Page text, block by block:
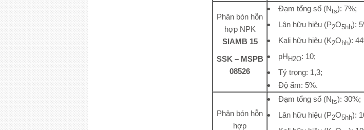
Phân bón hỗn
hợp NPK
SIAMB 15
SSK – MSPB
08526
Đạm tổng số (Nts): 7%;
Lân hữu hiệu (P2O5hh):
Kali hữu hiệu (K2O hh):
pH H2O: 10;
Tỷ trọng: 1,3;
Độ ẩm: 5%.
Phân bón hỗn
hợp
Đạm tổng số (Nts): 30%;
Lân hữu hiệu (P2O5hh):